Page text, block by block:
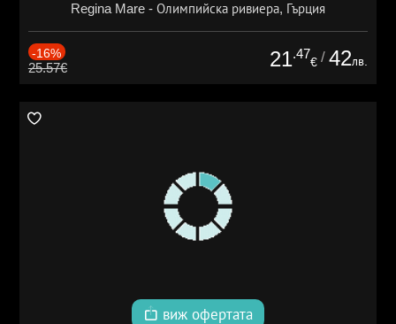
Regina Mare - Олимпийска ривиера, Гърция
-16%
25.57€ 21.47
€ / 42лв.
виж офертата